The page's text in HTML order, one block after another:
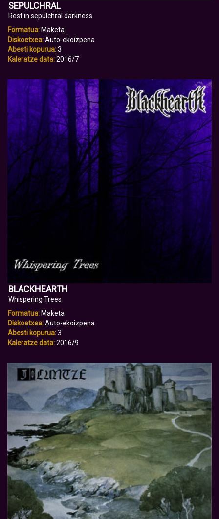
SEPULCHRAL
Rest in sepulchral darkness
Formatua: Maketa
Diskoetxea:Auto-ekoizpena
Abesti kopurua:3
Kaleratze data:2016/7
BLACKHEARTH
Whispering Trees
Formatua: Maketa
Diskoetxea:Auto-ekoizpena
Abesti kopurua:3
Kaleratze data:2016/9